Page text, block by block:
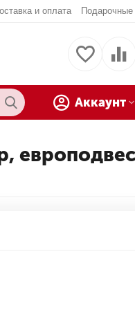
и оплата
Аккаунт
европодвес